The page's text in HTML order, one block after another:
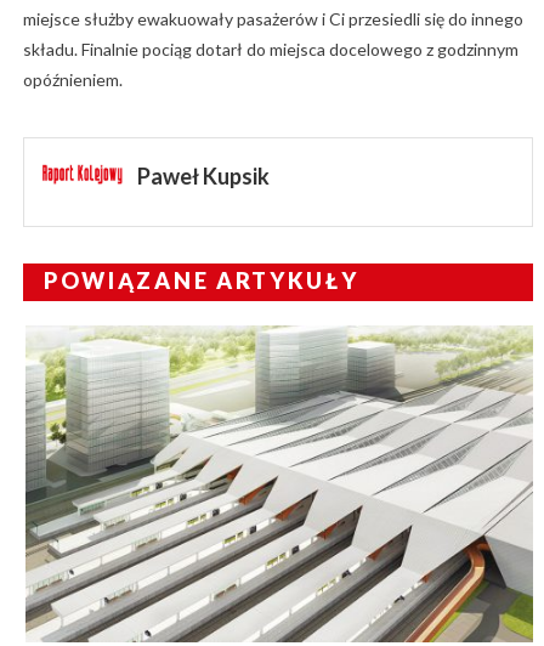
miejsce służby ewakuowały pasażerów i Ci przesiedli się do innego
składu. Finalnie pociąg dotarł do miejsca docelowego z godzinnym
opóźnieniem.
Paweł Kupsik
POWIĄZANE ARTYKUŁY